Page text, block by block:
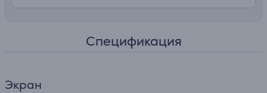
Спецификация
Экран